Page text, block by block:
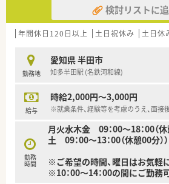
【勤務実態について】
■月の平均残業時間は5時間程度と、
境です。
得できます。
■将来的には隔週で完全週休2日制の
能です。
【職場環境と雰囲気】
■まるでカフェのような、おしゃれで
■婦人科領域の専門知識を深め、薬剤
れます。
い社風です。
検討リストに
年間休日120日以上 土日祝休み 土日休
勤務地
愛知県 半田市
知多半田駅 (名鉄河和線)
給与
時給2,000円～3,000円
※就業条件、経験等を考慮のうえ、面接
勤務
時間
月火水木金 09：00～18：00（休
土 09：00～13：00（休憩00分））
※ご希望の時間、曜日はお気軽
※10：00～14：00の間にご勤